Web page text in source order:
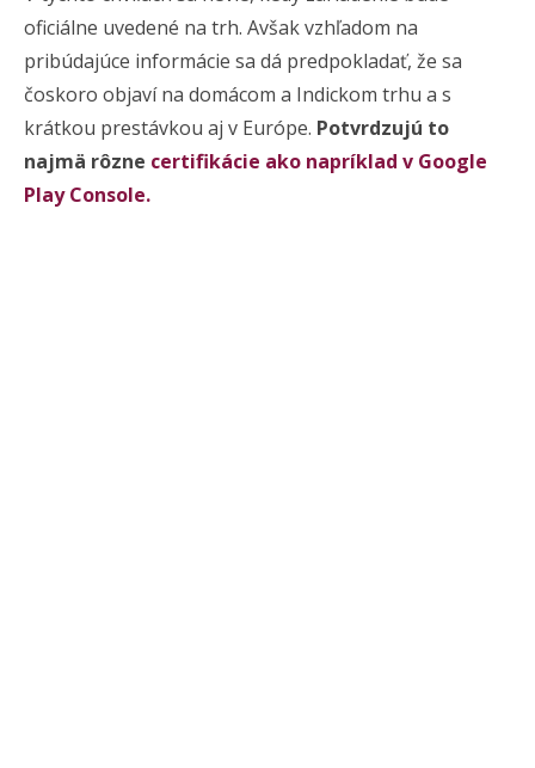
oficiálne uvedené na trh. Avšak vzhľadom na
pribúdajúce informácie sa dá predpokladať, že sa
čoskoro objaví na domácom a Indickom trhu a s
krátkou prestávkou aj v Európe. Potvrdzujú to
najmä rôzne certifikácie ako napríklad v Google
Play Console.